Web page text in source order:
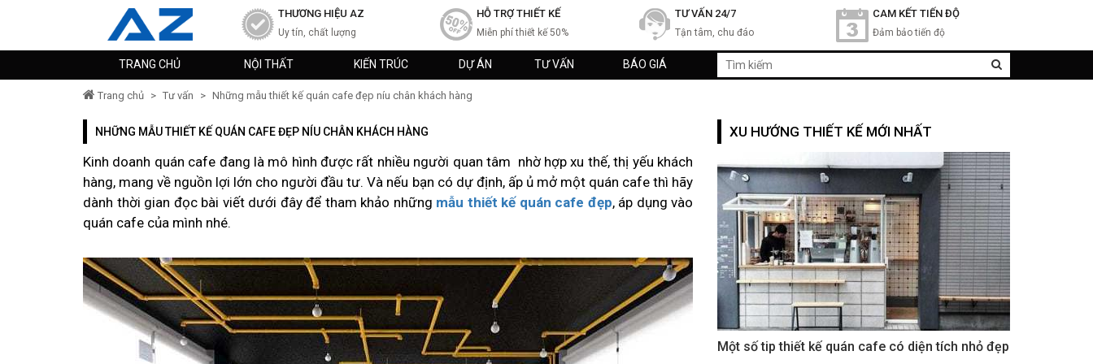
THƯƠNG HIỆU AZ
Uy tín, chất lượng
HỖ TRỢ THIẾT KẾ
Miễn phí thiết kế 50%
TƯ VẤN 24/7
Tận tâm, chu đáo
CAM KẾT TIẾN ĐỘ
Đảm bảo tiến độ
TRANG CHỦ NỘI THẤT KIẾN TRÚC DỰ ÁN TƯ VẤN BÁO GIÁ
Trang chủ > Tư vấn > Những mẫu thiết kế quán cafe đẹp níu chân khách hàng
NHỮNG MẪU THIẾT KẾ QUÁN CAFE ĐẸP NÍU CHÂN KHÁCH HÀNG
Kinh doanh quán cafe đang là mô hình được rất nhiều người quan tâm nhờ hợp xu thế, thị yếu khách
hàng, mang về nguồn lợi lớn cho người đầu tư. Và nếu bạn có dự định, ấp ủ mở một quán cafe thì hãy
dành thời gian đọc bài viết dưới đây để tham khảo những mẫu thiết kế quán cafe đẹp, áp dụng vào
quán cafe của mình nhé.
XU HƯỚNG THIẾT KẾ MỚI NHẤT
Một số tip thiết kế quán cafe có diện tích nhỏ đẹp